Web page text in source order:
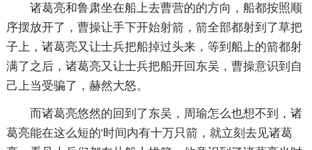
诸葛亮和鲁肃坐在船上去曹营的的方向，船都按照顺
序摆放开了，曹操让手下开始射箭，箭全部都射到了草把
子上，诸葛亮又让士兵把船掉过头来，等到船上的箭都射
满了之后，诸葛亮又让士兵把船开回东吴，曹操意识到自
己上当受骗了，赫然大怒。
而诸葛亮悠然的回到了东吴，周瑜怎么也想不到，诸
葛亮能在这么短的'时间内有十万只箭，就立刻去见诸葛